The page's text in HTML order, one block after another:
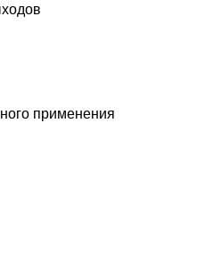
применения